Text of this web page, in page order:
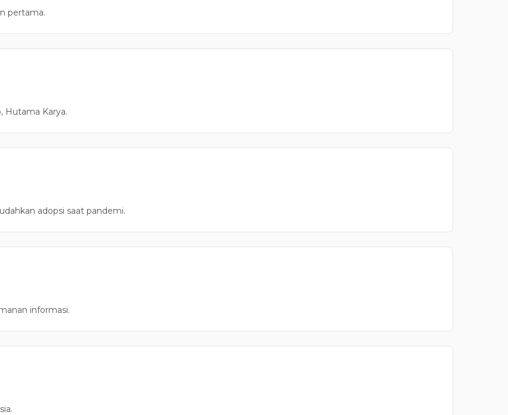
pertama.
Hutama Karya.
adopsi saat pandemi.
informasi.